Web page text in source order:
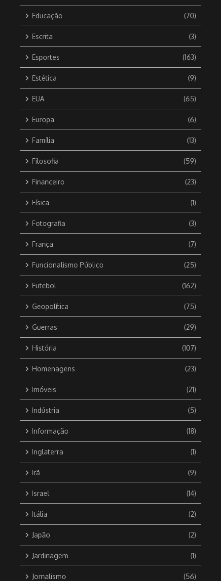
Educação (70)
Escrita (3)
Esportes (163)
Estética (9)
EUA (65)
Europa (6)
Família (13)
Filosofia (59)
Financeiro (23)
Física (1)
Fotografia (3)
França (7)
Funcionalismo Público (25)
Futebol (162)
Geopolítica (75)
Guerras (29)
História (107)
Homenagens (23)
Imóveis (21)
Indústria (5)
Informação (18)
Inglaterra (1)
Irã (9)
Israel (14)
Itália (2)
Japão (2)
Jardinagem (1)
Jornalismo (56)